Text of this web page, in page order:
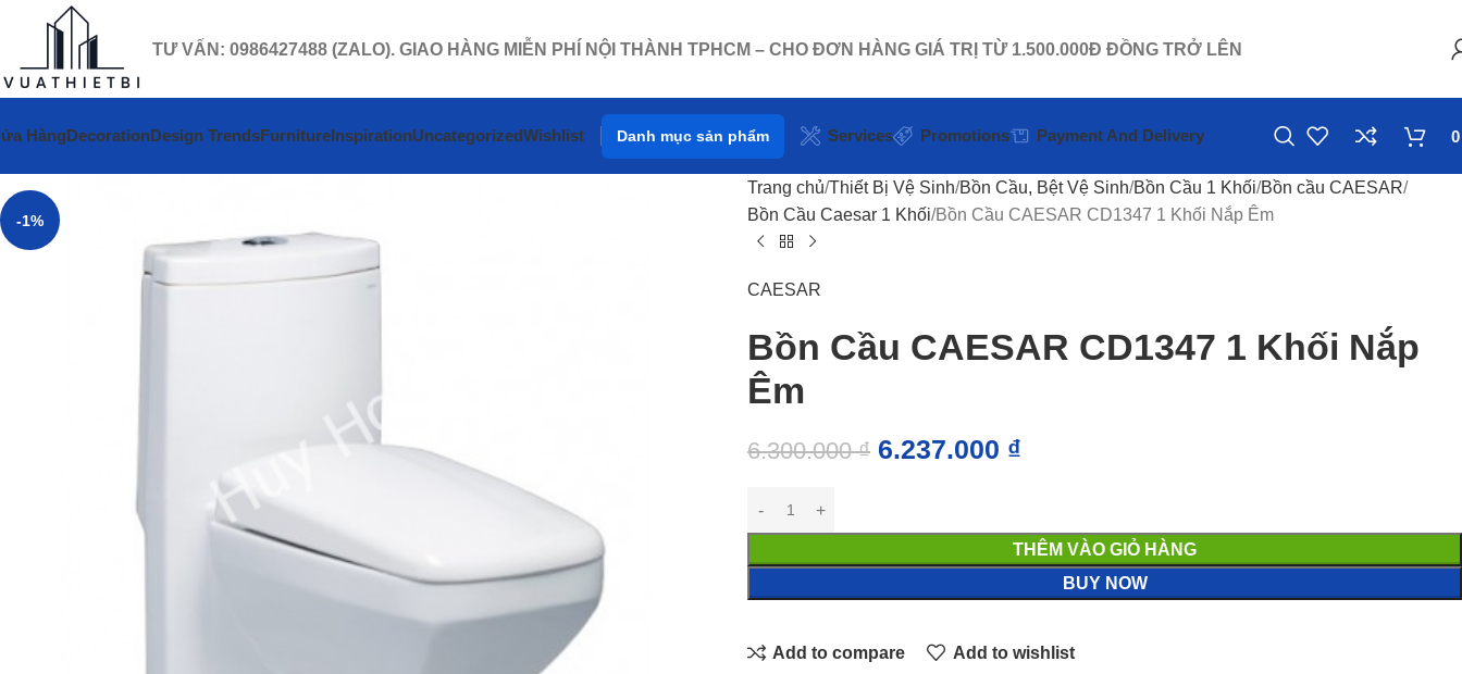
TƯ VẤN: 0986427488 (ZALO). GIAO HÀNG MIỄN PHÍ NỘI THÀNH TPHCM – CHO ĐƠN HÀNG GIÁ TRỊ TỪ 1.500.000Đ ĐỒNG TRỞ LÊN
HàngDecorationDesign TrendsFurnitureInspirationUncategorizedWishlist Danh mục sản phẩm Services Promotions Payment And Delivery
-1%
Trang chủ Thiết Bị Vệ Sinh Bồn Cầu, Bệt Vệ Sinh Bồn Cầu 1 Khối Bồn cầu CAESAR
Bồn Cầu Caesar 1 Khối Bồn Cầu CAESAR CD1347 1 Khối Nắp Êm
CAESAR
Bồn Cầu CAESAR CD1347 1 Khối Nắp
Êm
6.300.000₫ 6.237.000 ₫
THÊM VÀO GIỎ HÀNG
BUY NOW
Add to compare Add to wishlist